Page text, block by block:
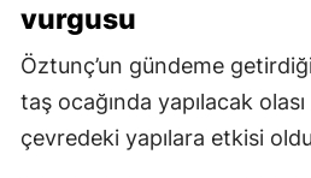
vurgusu
Öztunç’un gündeme
taş ocağında yapılacak
çevredeki yapılara etkisi